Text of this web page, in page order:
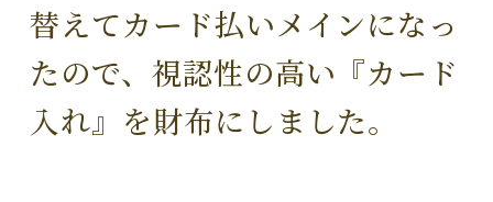
替えてカード払いメインになっ
たので、視認性の高い『カード
入れ』を財布にしました。